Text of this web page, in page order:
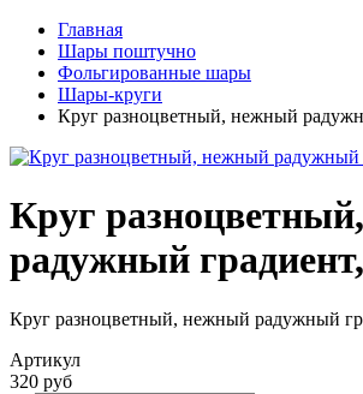
Главная
Шары поштучно
Фольгированные шары
Шары-круги
Круг разноцветный, нежный
Круг
радужный
Круг разноцветный, нежный радужный
Артикул
320 руб